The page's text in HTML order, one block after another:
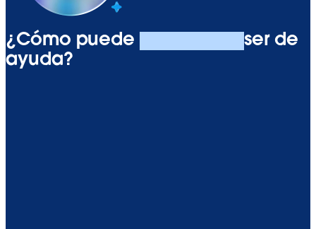
¿Cómo puede Agentforceser de
ayuda?